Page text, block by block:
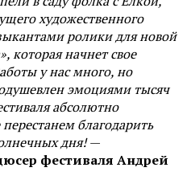
художественного
ролики для новой
которая начнет свое
у нас много, но
эмоциями тысяч
абсолютно
благодарить
дня!—
фестиваля Андрей